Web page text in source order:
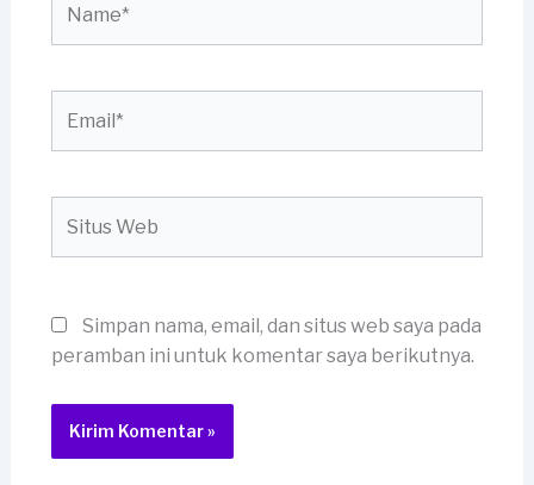
Web
Simpan nama, email, dan situs web saya pada
peramban ini untuk komentar saya berikutnya.